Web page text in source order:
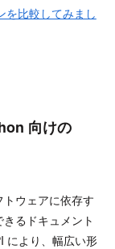
を比較してみまし
向けの
ウェアに依存す
るドキュメント
により、幅広い形